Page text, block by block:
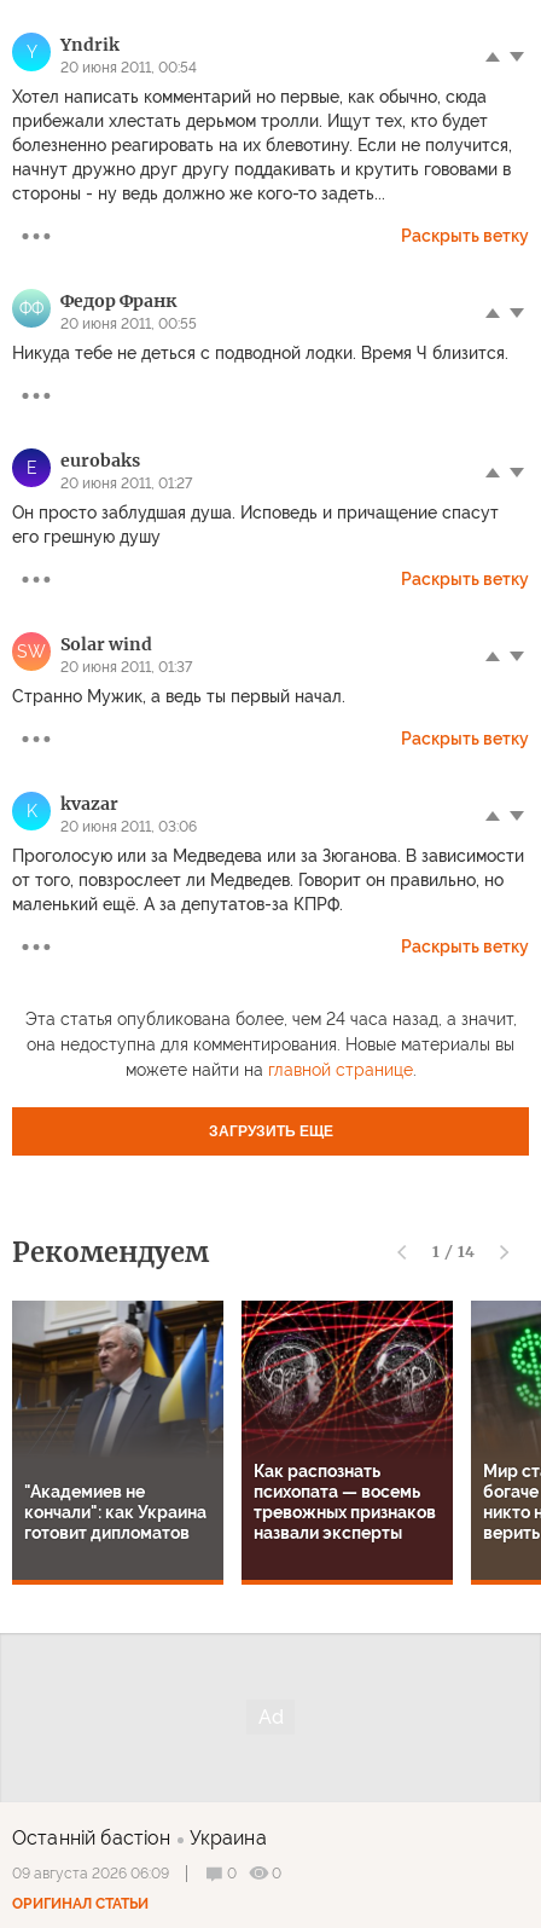
Y Yndrik
20 июня 2011, 00:54
Хотел написать комментарий но первые, как обычно, сюда
прибежали хлестать дерьмом тролли. Ищут тех, кто будет
болезненно реагировать на их блевотину. Если не получится,
начнут дружно друг другу поддакивать и крутить гововами в
стороны - ну ведь должно же кого-то задеть...
Раскрыть ветку
ФФ Федоp Франк
20 июня 2011, 00:55
Никуда тебе не деться с подводной лодки. Время Ч близится.
E eurobaks
20 июня 2011, 01:27
Он просто заблудшая душа. Исповедь и причащение спасут
его грешную душу
Раскрыть ветку
SW Solar wind
20 июня 2011, 01:37
Странно Мужик, а ведь ты первый начал.
Раскрыть ветку
K kvazar
20 июня 2011, 03:06
Проголосую или за Медведева или за Зюганова. В зависимости
от того, повзрослеет ли Медведев. Говорит он правильно, но
маленький ещё. А за депутатов-за КПРФ.
Раскрыть ветку
Эта статья опубликована более, чем 24 часа назад, а значит,
она недоступна для комментирования. Новые материалы вы
можете найти на главной странице.
ЗАГРУЗИТЬ ЕЩЕ
Рекомендуем 1 / 14
"Академиев не
кончали": как Украина
готовит дипломатов
Как распознать
психопата — восемь
тревожных признаков
назвали эксперты
Мир
никто
верить
Останнiй бастiон Украина
09 августа 2026 06:09 0
0
ОРИГИНАЛ СТАТЬИ